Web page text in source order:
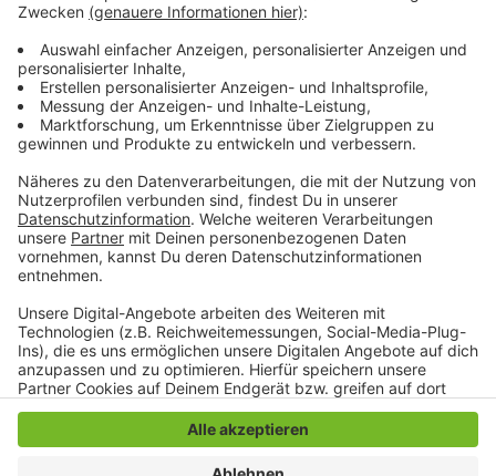
Vorjahr. Auch landesweit waren die Zahlen
hochgegangen.
In der Zeit von 10 bis 15 Uhr ist
Kriminalhauptkommissarin Sabine Pesch unter der
Rufnummer 02161 - 29 12512 zu erreichen.
Anzeige
Anzeige